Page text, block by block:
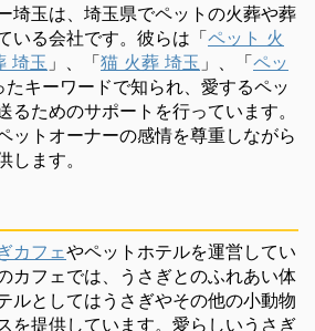
埼玉は、埼玉県でペットの火葬や葬
いる会社です。彼らは「ペット 火
埼玉 」、「猫 火葬 埼玉 」、「ペッ
たキーワードで知られ、愛するペッ
るためのサポートを行っています。
ットオーナーの感情を尊重しながら
します。
カフェやペットホテルを運営してい
カフェでは、うさぎとのふれあい体
ルとしてはうさぎやその他の小動物
を提供しています。愛らしいうさぎ